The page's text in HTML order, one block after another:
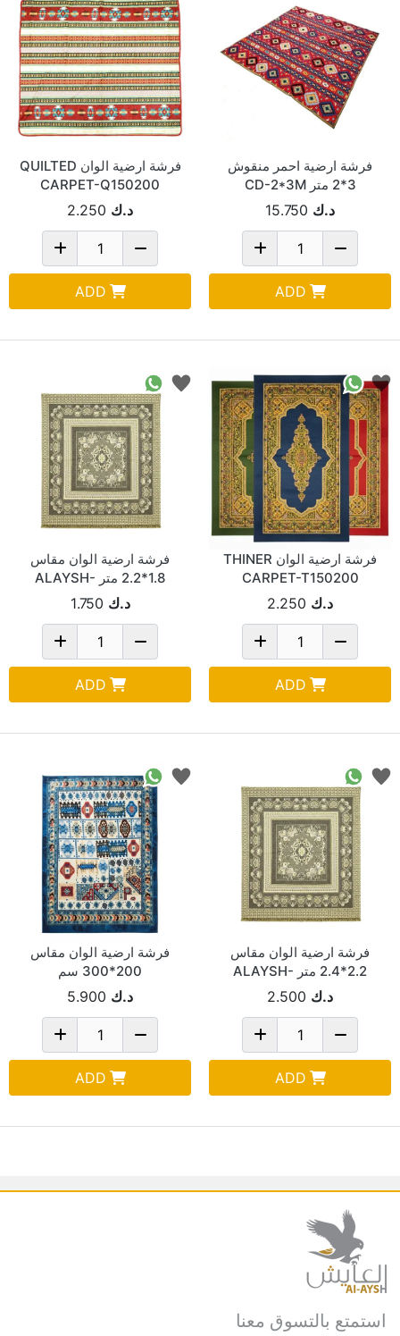
فرشة ارضية احمر منقوش
3*2 متر CD-2*3M
د.ك 15.750
ADD
فرشة ارضية الوان QUILTED
CARPET-Q150200
د.ك 2.250
ADD
فرشة ارضية الوان THINER
CARPET-T150200
د.ك 2.250
ADD
فرشة ارضية الوان مقاس
1.8*2.2 متر ALAYSH-
XT1050د.ك 1.750
ADD
فرشة ارضية الوان مقاس
2.2*2.4 متر ALAYSH-
XT1051د.ك 2.500
ADD
فرشة ارضية الوان مقاس
200*300 سم
XIANGTING-X200X300
د.ك 5.900
ADD
استمتع بالتسوق معنا